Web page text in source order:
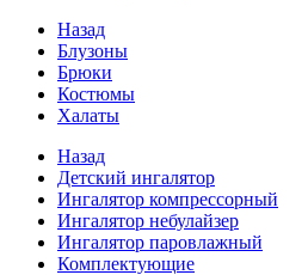
Назад
Блузоны
Брюки
Костюмы
Халаты
Назад
Детский ингалятор
Ингалятор компрессорный
Ингалятор небулайзер
Ингалятор паровлажный
Комплектующие